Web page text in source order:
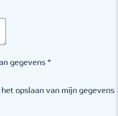
gegevens *
opslaan van mijn gegevens